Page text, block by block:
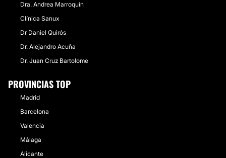
Dra. Andrea Marroquín
Clínica Sanux
Dr Daniel Quirós
Dr. Alejandro Acuña
Dr. Juan Cruz Bartolome
PROVINCIAS TOP
Madrid
Barcelona
Valencia
Málaga
Alicante